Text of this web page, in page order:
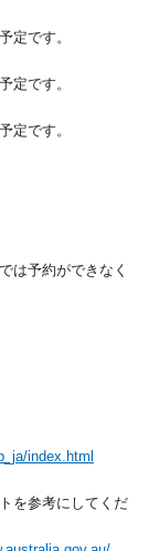
定です。
定です。
定です。
は予約ができなく
index.html
を参考にしてくだ